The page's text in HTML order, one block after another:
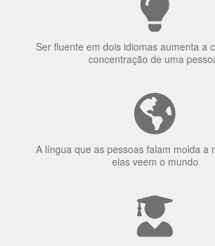
concentração de uma pessoa.
elas veem o mundo